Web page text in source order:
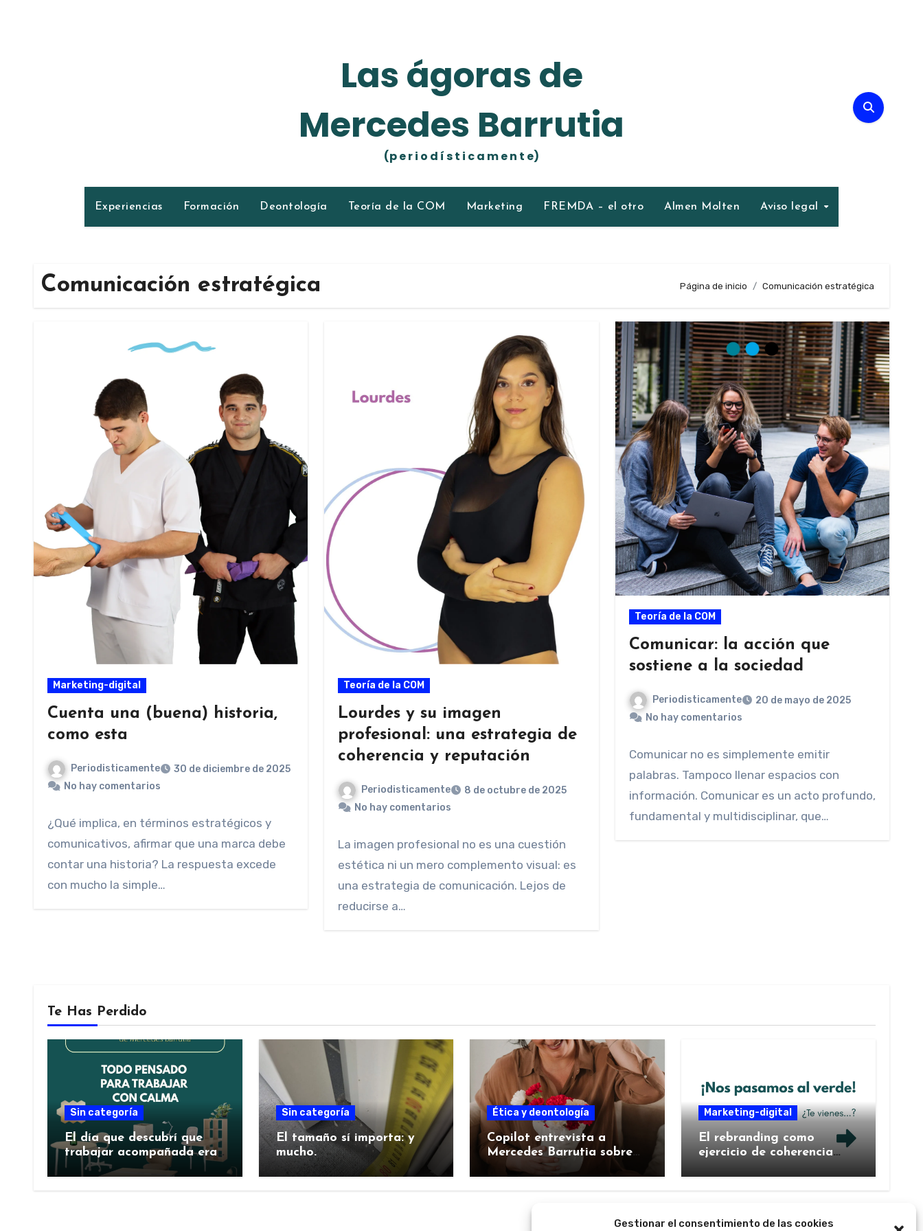
Gestionar el consentimiento de las cookies
Las ágoras de
Mercedes Barrutia
(p e r i o d í s t i c a m e n t e)
Experiencias Formación Deontología Teoría de la COM Marketing FREMDA – el otro Almen Molten Aviso legal
Comunicación estratégica Página de inicio Comunicación estratégica
Marketing-digital
Cuenta una (buena) historia,
como esta
Periodisticamente
30 de diciembre de 2025
No hay comentarios
¿Qué implica, en términos estratégicos y
comunicativos, afirmar que una marca debe
contar una historia? La respuesta excede
con mucho la simple…
Teoría de la COM
Lourdes y su imagen
profesional: una estrategia de
coherencia y reputación
Periodisticamente
8 de octubre de 2025
No hay comentarios
La imagen profesional no es una cuestión
estética ni un mero complemento visual: es
una estrategia de comunicación. Lejos de
reducirse a…
Teoría de la COM
Comunicar: la acción que
sostiene a la sociedad
Periodisticamente
20 de mayo de 2025
No hay comentarios
Comunicar no es simplemente emitir
palabras. Tampoco llenar espacios con
información. Comunicar es un acto profundo,
fundamental y multidisciplinar, que
Te Has Perdido
Sin categoría
El día que descubrí que
trabajar acompañada era
mejor
Sin categoría
El tamaño sí importa: y
mucho.
Ética y deontología
Copilot entrevista a
Mercedes Barrutia sobre
su proyecto fundamental
Marketing-digital
El rebranding como
ejercicio de coherencia
marca decide contarse de